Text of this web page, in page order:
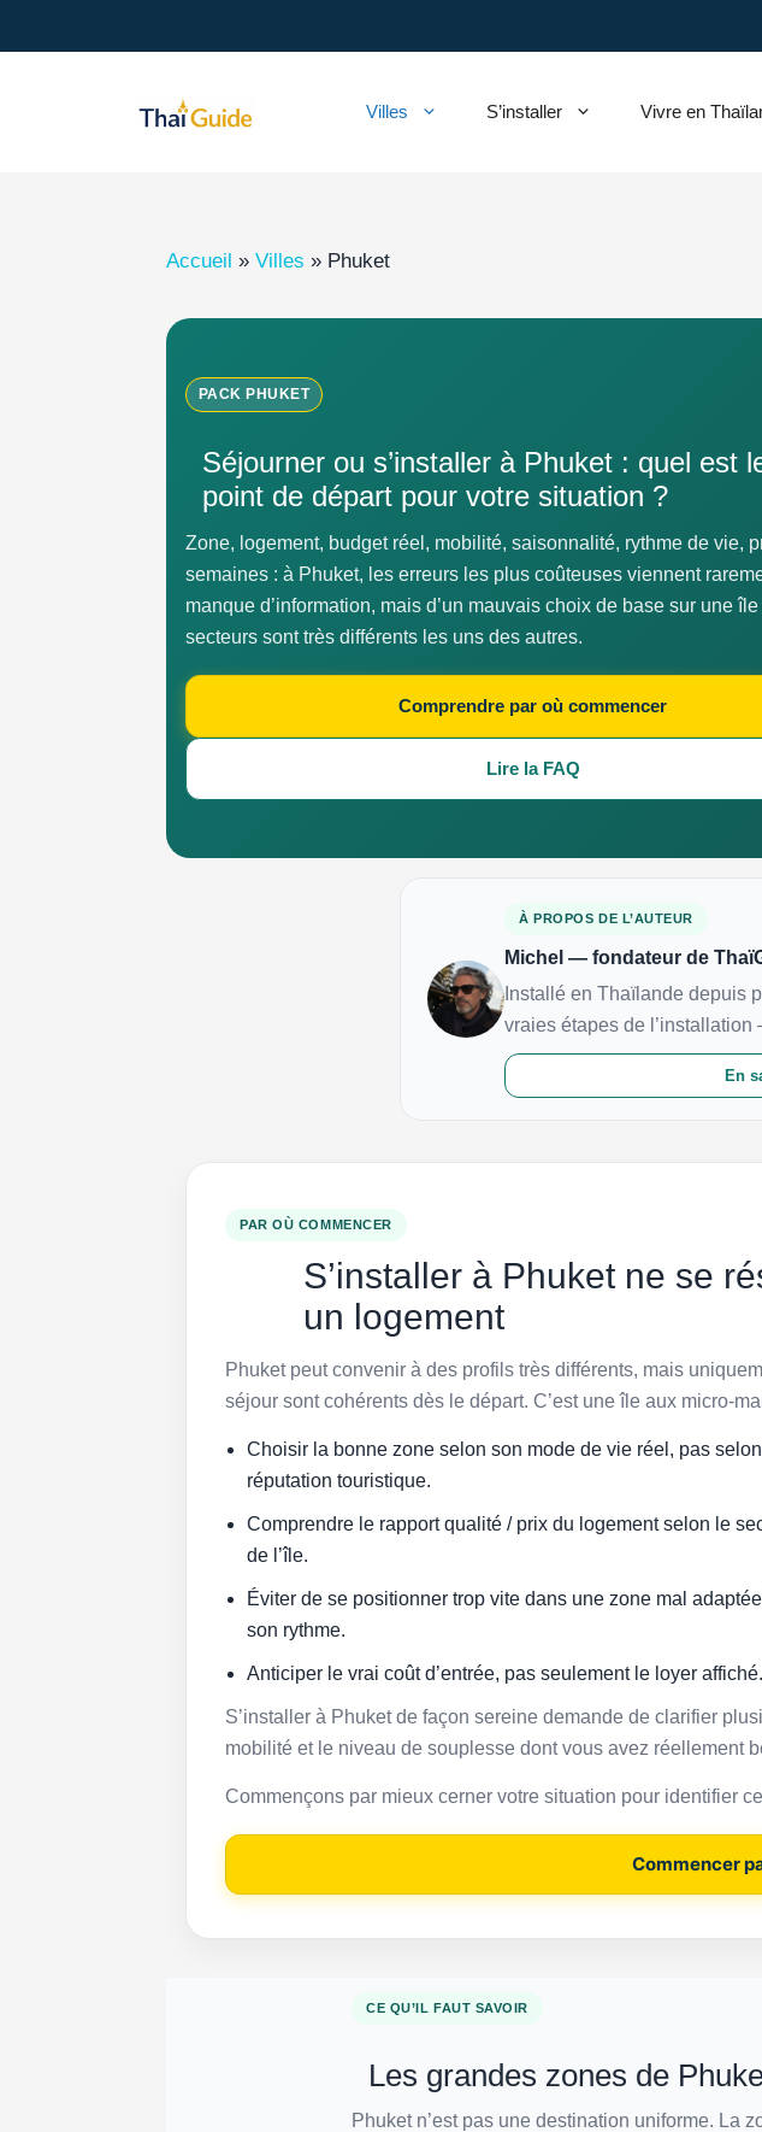
au
Villes S’installer Vivre en
Accueil » Villes » Phuket
PACK PHUKET
Séjourner ou s’installer à Phuket : quel est
point de départ pour votre situation ?
Zone, logement, budget réel, mobilité, saisonnalité, rythme de vie,
semaines : à Phuket, les erreurs les plus coûteuses viennent
manque d’information, mais d’un mauvais choix de base sur une
secteurs sont très différents les uns des autres.
Comprendre par où commencer
Lire la FAQ
À PROPOS DE L’AUTEUR
Michel — fondateur de
Installé en Thaïlande depuis
vraies étapes de
En
PAR OÙ COMMENCER
S’installer à Phuket ne se
un logement
Phuket peut convenir à des profils très différents, mais
séjour sont cohérents dès le départ. C’est une île aux micro-
Choisir la bonne zone selon son mode de vie réel, pas
réputation touristique.
Comprendre le rapport qualité / prix du logement selon le
de l’île.
Éviter de se positionner trop vite dans une zone mal
son rythme.
Anticiper le vrai coût d’entrée, pas seulement le loyer affiché.
S’installer à Phuket de façon sereine demande de clarifier
mobilité et le niveau de souplesse dont vous avez réellement
Commençons par mieux cerner votre situation pour identifier
Commencer
CE QU’IL FAUT SAVOIR
Les grandes zones de
Phuket n’est pas une destination uniforme. La